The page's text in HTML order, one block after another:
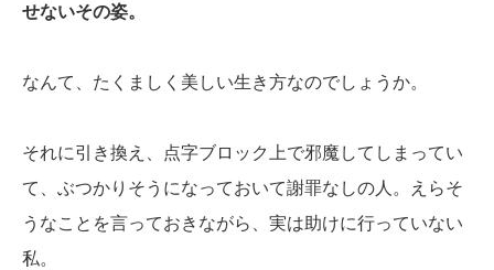
せないその姿。
なんて、たくましく美しい生き方なのでしょうか。
それに引き換え、点字ブロック上で邪魔してしまってい
て、ぶつかりそうになっておいて謝罪なしの人。えらそ
うなことを言っておきながら、実は助けに行っていない
私。